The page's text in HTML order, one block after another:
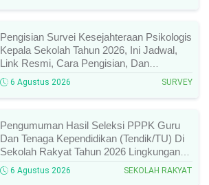
Pengisian Survei Kesejahteraan Psikologis
Kepala Sekolah Tahun 2026, Ini Jadwal,
Link Resmi, Cara Pengisian, Dan
Ketentuan Lengkapnya!
6 Agustus 2026 SURVEY
Pengumuman Hasil Seleksi PPPK Guru
Dan Tenaga Kependidikan (Tendik/TU) Di
Sekolah Rakyat Tahun 2026 Lingkungan
Kementerian Sosial RI, Ini Daftar Nama
Peserta Yang Lolos!
6 Agustus 2026 SEKOLAH RAKYAT